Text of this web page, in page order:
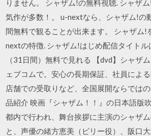
りません。 シャザム!の無料視聴. シャザ
気作が多数！。 u-nextなら、シャザム!の
間無料で観ることが出来ます。 シャザム!
nextの特徴. シャザム!はじめ配信タイトル
（31日間）無料で見れる 【dvd】シャザ
ェブコムで。安心の長期保証、社員による
店舗での受取りなど、全国展開ならでは
品紹介 映画『シャザム！！』の日本語版
都内で行われ、舞台挨拶に主演のシャザ
と、声優の緒方恵美（ビリー役）、阪口大